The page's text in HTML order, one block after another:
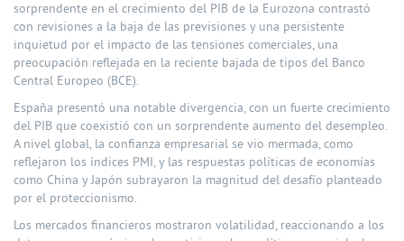
sorprendente en el crecimiento del PIB de la Eurozona contrastó
con revisiones a la baja de las previsiones y una persistente
inquietud por el impacto de las tensiones comerciales, una
preocupación reflejada en la reciente bajada de tipos del Banco
Central Europeo (BCE).
España presentó una notable divergencia, con un fuerte crecimiento
del PIB que coexistió con un sorprendente aumento del desempleo.
A nivel global, la confianza empresarial se vio mermada, como
reflejaron los índices PMI, y las respuestas políticas de economías
como China y Japón subrayaron la magnitud del desafío planteado
por el proteccionismo.
Los mercados financieros mostraron volatilidad, reaccionando a los